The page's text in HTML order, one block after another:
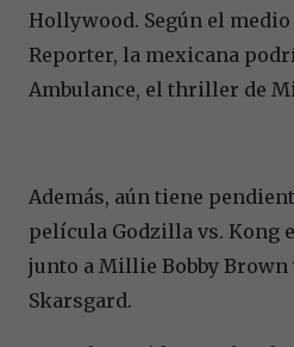
Hollywood. Según el
Reporter, la mexicana
Ambulance, el thriller de
Además, aún tiene
película Godzilla vs. Kong
junto a Millie Bobby Brown
Skarsgard.